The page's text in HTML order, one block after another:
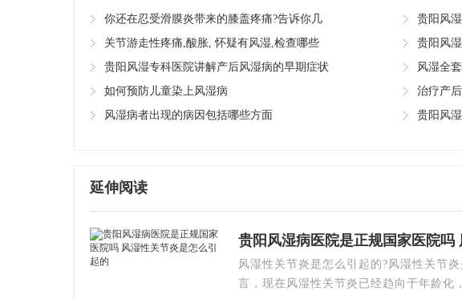
你还在忍受滑膜炎带来的膝盖疼痛?告诉你几
贵阳风
关节游走性疼痛,酸胀, 怀疑有风湿,检查哪些
贵阳风
贵阳风湿专科医院讲解产后风湿病的早期症状
风湿全
如何预防儿童染上风湿病
治疗产
风湿病者出现的病因包括哪些方面
贵阳风
延伸阅读
贵阳风湿病医院是正规国家医院吗
风湿性关节炎是怎么引起的?风湿性关节
言，现在风湿性关节炎已经趋向于年龄化